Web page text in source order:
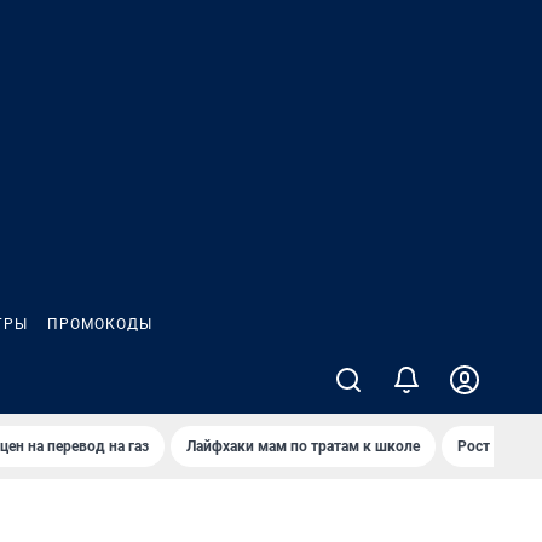
ПРОМОКОДЫ
на перевод на газ Лайфхаки мам по тратам к школе Рост цен на